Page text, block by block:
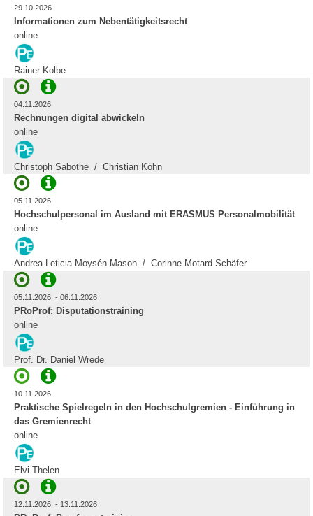
29.10.2026
Informationen zum Nebentätigkeitsrecht
online
Rainer Kolbe
04.11.2026
Rechnungen digital abwickeln
online
Christoph Sabothe / Christian Köhn
05.11.2026
Hochschulpersonal im Ausland mit ERASMUS Personalmobilität
online
Andrea Leticia Moysén Mason / Corinne Motard-Schäfer
05.11.2026 - 06.11.2026
PRoProf: Disputationstraining
online
Prof. Dr. Daniel Wrede
10.11.2026
Praktische Spielregeln in den Hochschulgremien - Einführung in
das Gremienrecht
online
Elvi Thelen
12.11.2026 - 13.11.2026